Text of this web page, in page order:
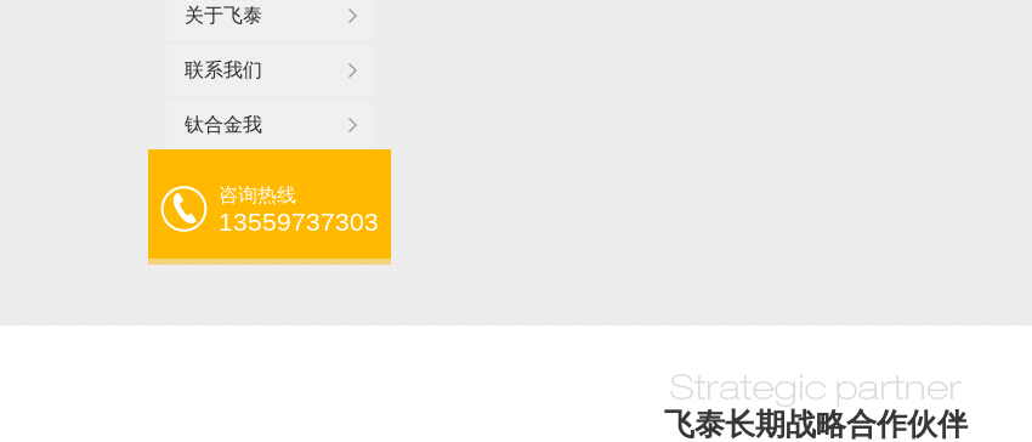
关于飞泰
联系我们
钛合金我
咨询热线
13559737303
飞泰长期战略合作伙伴